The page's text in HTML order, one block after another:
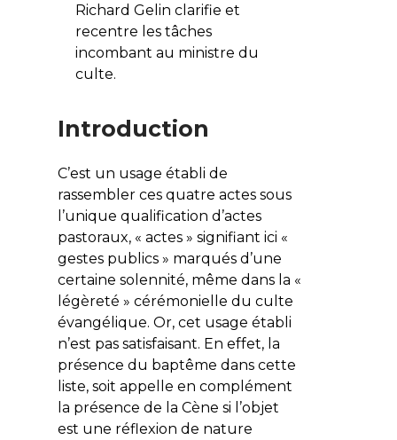
Richard Gelin clarifie et
recentre les tâches
incombant au ministre du
culte.
Introduction
C’est un usage établi de
rassembler ces quatre actes sous
l’unique qualification d’actes
pastoraux, « actes » signifiant ici «
gestes publics » marqués d’une
certaine solennité, même dans la «
légèreté » cérémonielle du culte
évangélique. Or, cet usage établi
n’est pas satisfaisant. En effet, la
présence du baptême dans cette
liste, soit appelle en complément
la présence de la Cène si l’objet
est une réflexion de nature